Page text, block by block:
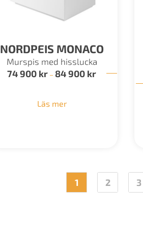
NORDPEIS MONACO
Murspis med hisslucka
74 900 kr – 84 900 krPrisintervall:
Läs mer
1 2 3